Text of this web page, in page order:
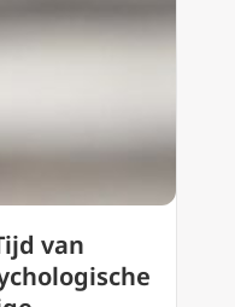
van